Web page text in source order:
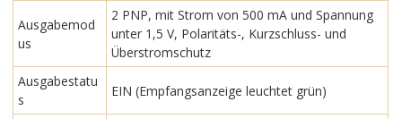
Ausgabemod
us
2 PNP, mit Strom von 500 mA und Spannung
unter 1,5 V, Polaritäts-, Kurzschluss- und
Überstromschutz
Ausgabestatu
s
EIN (Empfangsanzeige leuchtet grün)